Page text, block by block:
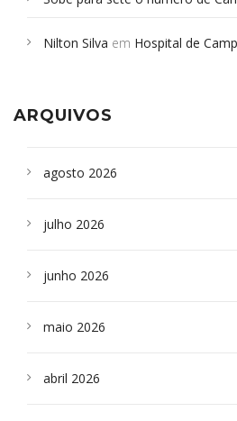
Campoformosenses que morreram
Nilton Silva em Hospital de
ARQUIVOS
agosto 2026
julho 2026
junho 2026
maio 2026
abril 2026